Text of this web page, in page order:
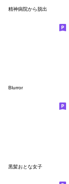
精神病院から脱出
Blurror
黒髪おとな女子